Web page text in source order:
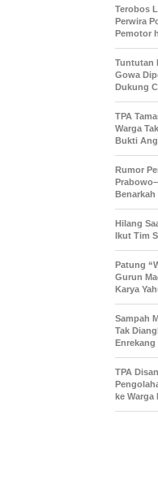
Terobos
Perwira
Pemotor
Tuntutan
Gowa
Dukung
TPA
Warga
Bukti
Rumor
Hilang
Ikut Tim
Patung
Gurun
Karya
Sampah
Tak
TPA
ke Warga